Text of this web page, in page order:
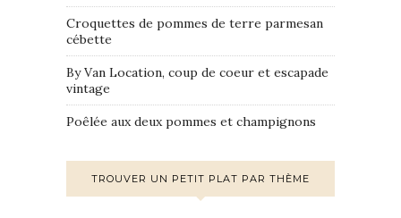
Croquettes de pommes de terre parmesan
cébette
By Van Location, coup de coeur et escapade
vintage
Poêlée aux deux pommes et champignons
TROUVER UN PETIT PLAT PAR THÈME